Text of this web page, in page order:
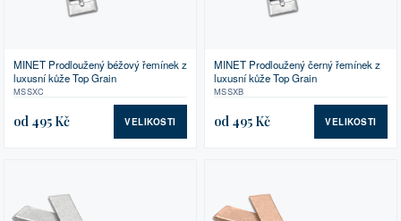
MINET Prodloužený béžový řemínek z
luxusní kůže Top Grain
MSSXC
od 495 Kč VELIKOSTI
MINET Prodloužený černý řemínek z
luxusní kůže Top Grain
MSSXB
od 495 Kč VELIKOSTI